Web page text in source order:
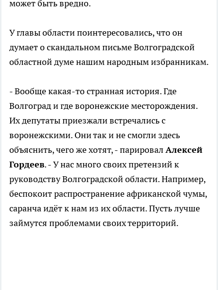
может быть вредно.
У главы области поинтересовались, что он
думает о скандальном письме Волгоградской
областной думе нашим народным избранникам.
- Вообще какая-то странная история. Где
Волгоград и где воронежские месторождения.
Их депутаты приезжали встречались с
воронежскими. Они так и не смогли здесь
объяснить, чего же хотят, - парировал Алексей
Гордеев. - У нас много своих претензий к
руководству Волгоградской области. Например,
беспокоит распространение африканской чумы,
саранча идёт к нам из их области. Пусть лучше
займутся проблемами своих территорий.